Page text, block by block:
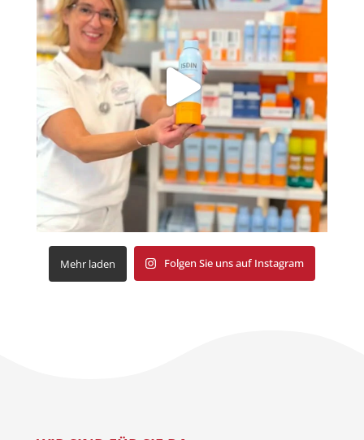
Mehr laden Folgen Sie uns auf Instagram